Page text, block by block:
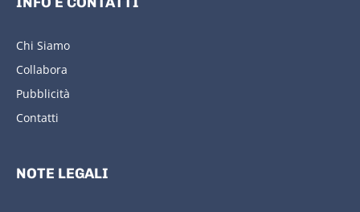
Chi Siamo
Collabora
Pubblicità
Contatti
NOTE LEGALI